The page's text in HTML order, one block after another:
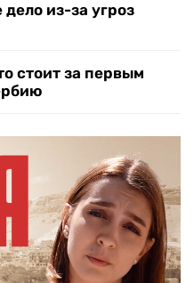
из-за угроз
стоит за первым